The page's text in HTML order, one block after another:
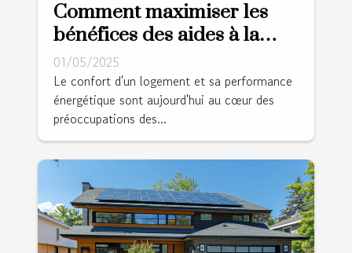
Comment maximiser les
bénéfices des aides à la
rénovation énergétique
01/05/2025
Le confort d'un logement et sa performance
énergétique sont aujourd'hui au cœur des
préoccupations des...